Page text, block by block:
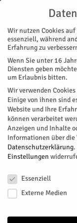
Start
« Alle
Diese Veranstaltung
Für
Gott
Facebook
Wir nutzen Cookies
essenziell, während
Erfahrung zu
Wenn Sie unter 16
Diensten geben
um Erlaubnis bitten.
Wir verwenden
Einige von ihnen sind
Website und Ihre
können verarbeitet
Anzeigen und Inhalte
Informationen über
Datenschutzerklärung.
Einstellungen
Essenziell
Externe Medien